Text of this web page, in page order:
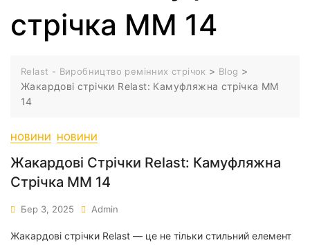
стрічка ММ 14
Relast - Виробництво ремінних стрічок > Blog >
Жакардові стрічки Relast: Камуфляжна стрічка ММ
14
НОВИНИ НОВИНИ
Жакардові Стрічки Relast: Камуфляжна
Стрічка ММ 14
Бер 3, 2025 Admin
Жакардові стрічки Relast — це не тільки стильний елемент